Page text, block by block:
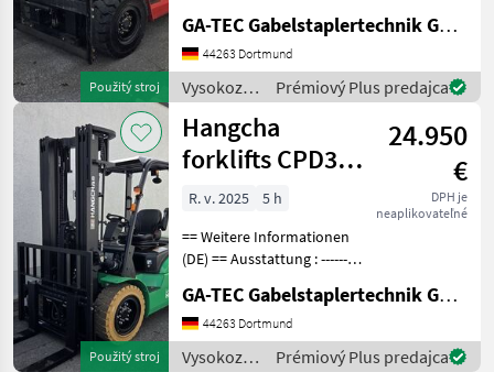
Použitý stroj
Arbeitsscheinwerfer vorne
Anbaugeräte : ------------- -
Seitenschieber -
GA-TEC Gabelstaplertechnik GmbH
44263 Dortmund
Vysokozdvižné
vozíky a
skladová
technika /
Hangcha
forklifts
Prémiový Plus predajca
Použitý stroj
Hangcha
forklifts CPD38-
XEY2HA-SI
24.950
€
DPH je
neaplikovateľné
R. v. 2025
5 h
== Weitere Informationen
(DE) == Ausstattung : ----------
4. Ventil - Vollfreihub -
Arbeitsscheinwerfer vorne
Anbaugeräte : -------
GA-TEC Gabelstaplertechnik GmbH
44263 Dortmund
VysokozdvižnéPrémiový Plus predajca